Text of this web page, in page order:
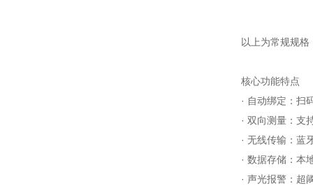
以上为常规规
核心功能特点
· 自动绑定：扫
· 双向测量：支
· 无线传输：蓝
· 数据存储：本
· 声光报警：超